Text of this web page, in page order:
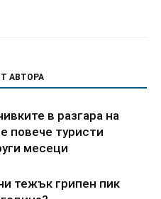
АВТОРА
в разгара на
повече туристи
месеци
тежък грипен пик